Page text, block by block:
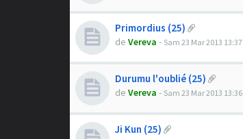
Primordius (25)
de Vereva - Sam 23 Mar 2013 13:37
Durumu l'oublié (25)
de Vereva - Sam 23 Mar 2013 13:36
Ji Kun (25)